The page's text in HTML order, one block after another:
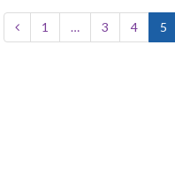
1 … 3 4 5